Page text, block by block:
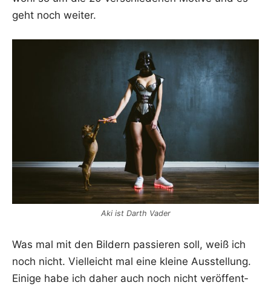
geht noch weiter.
Aki ist Darth Vader
Was mal mit den Bil­dern pas­sie­ren soll, weiß ich
noch nicht. Viel­leicht mal eine klei­ne Aus­stel­lung.
Eini­ge habe ich daher auch noch nicht ver­öf­fent­